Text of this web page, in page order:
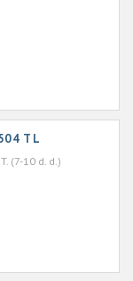
TL
(7-10 d. d.)